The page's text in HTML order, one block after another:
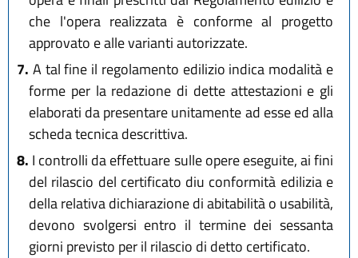
che l'opera realizzata è conforme al progetto
approvato e alle varianti autorizzate.
7. A tal fine il regolamento edilizio indica modalità e
forme per la redazione di dette attestazioni e gli
elaborati da presentare unitamente ad esse ed alla
scheda tecnica descrittiva.
8. I controlli da effettuare sulle opere eseguite, ai fini
del rilascio del certificato diu conformità edilizia e
della relativa dichiarazione di abitabilità o usabilità,
devono svolgersi entro il termine dei sessanta
giorni previsto per il rilascio di detto certificato.